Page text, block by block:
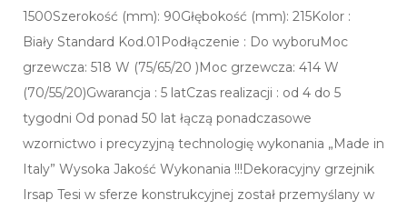
1500Szerokość (mm): 90Głębokość (mm): 215Kolor :
Biały Standard Kod.01Podłączenie : Do wyboruMoc
grzewcza: 518 W (75/65/20 )Moc grzewcza: 414 W
(70/55/20)Gwarancja : 5 latCzas realizacji : od 4 do 5
tygodni Od ponad 50 lat łączą ponadczasowe
wzornictwo i precyzyjną technologię wykonania „Made in
Italy” Wysoka Jakość Wykonania !!!Dekoracyjny grzejnik
Irsap Tesi w sferze konstrukcyjnej został przemyślany w